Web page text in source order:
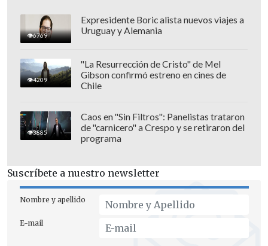
quiero a morir (cover Francis Cabrell)"
6769
Expresidente Boric alista nuevos viajes a
Uruguay y Alemania
4209
"La Resurrección de Cristo" de Mel
Gibson confirmó estreno en cines de
Chile
3885
Caos en "Sin Filtros": Panelistas trataron
de "carnicero" a Crespo y se retiraron del
programa
Suscríbete a nuestro newsletter
Nombre y apellido
E-mail